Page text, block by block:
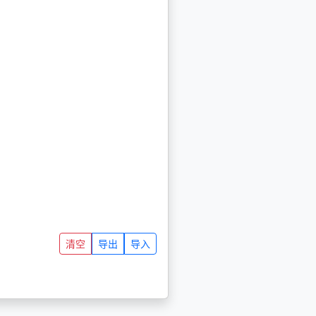
清空 导出 导入